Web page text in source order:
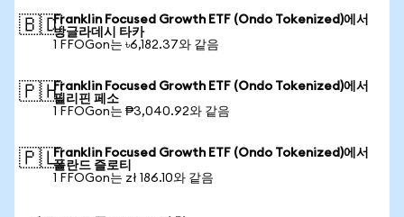
🇧🇩Franklin Focused Growth ETF (Ondo Tokenized)에서
방글라데시 타카
1 FFOGon는 ৳6,182.37와 같음
🇵🇭Franklin Focused Growth ETF (Ondo Tokenized)에서
필리핀 페소
1 FFOGon는 ₱3,040.92와 같음
🇵🇱Franklin Focused Growth ETF (Ondo Tokenized)에서
폴란드 즐로티
1 FFOGon는 zł 186.10와 같음